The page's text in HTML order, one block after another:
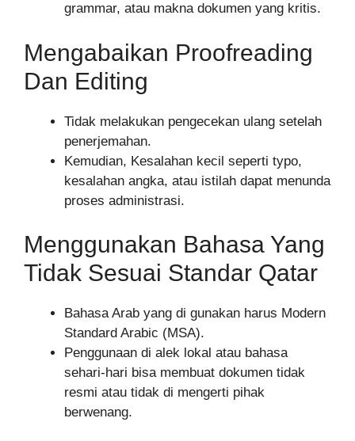
grammar, atau makna dokumen yang kritis.
Mengabaikan Proofreading
Dan Editing
Tidak melakukan pengecekan ulang setelah
penerjemahan.
Kemudian, Kesalahan kecil seperti typo,
kesalahan angka, atau istilah dapat menunda
proses administrasi.
Menggunakan Bahasa Yang
Tidak Sesuai Standar Qatar
Bahasa Arab yang di gunakan harus Modern
Standard Arabic (MSA).
Penggunaan di alek lokal atau bahasa
sehari-hari bisa membuat dokumen tidak
resmi atau tidak di mengerti pihak
berwenang.